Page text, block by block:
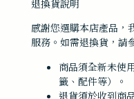
退換貨說明
感謝您選購本店產品，
服務。如需退換貨，請
商品須全新未使
籤、配件等）。
退貨須於收到商